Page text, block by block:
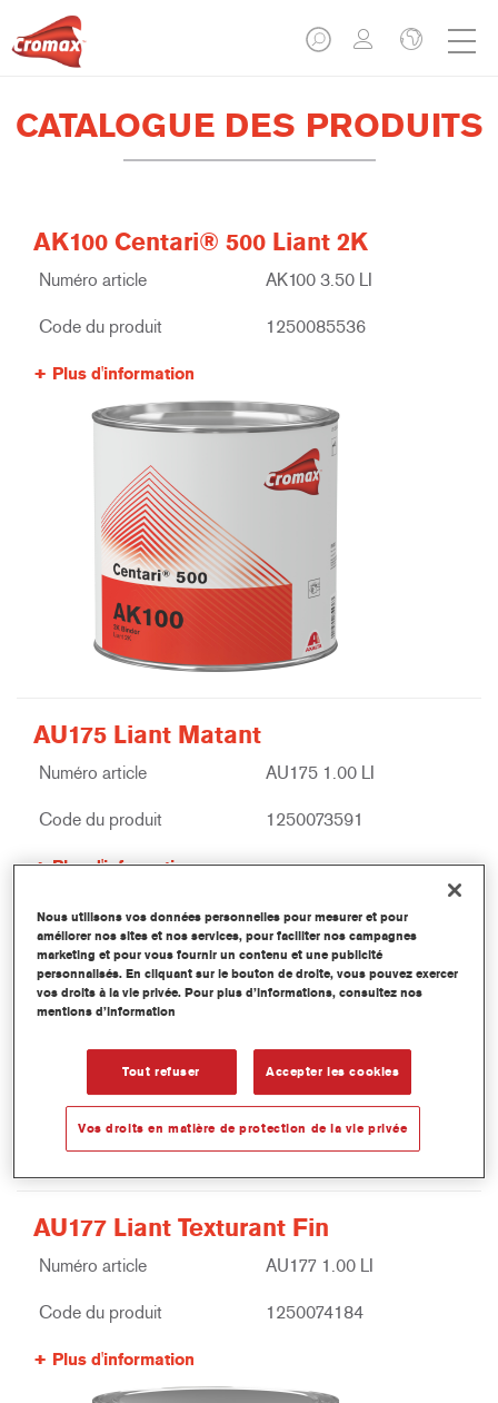
CATALOGUE DES PRODUITS
AK100 Centari® 500 Liant 2K
Numéro article AK100 3.50 LI
Code du produit 1250085536
Plus d'information
AU175 Liant Matant
Numéro article AU175 1.00 LI
Code du produit 1250073591
Plus d'information
AU177 Liant Texturant Fin
Numéro article AU177 1.00 LI
Code du produit 1250074184
Plus d'information
Nous utilisons vos données personnelles pour mesurer et pour
améliorer nos sites et nos services, pour faciliter nos campagnes
marketing et pour vous fournir un contenu et une publicité
personnalisés. En cliquant sur le bouton de droite, vous pouvez exercer
vos droits à la vie privée. Pour plus d’informations, consultez nos
mentions d’information
Tout refuser Accepter les cookies
Vos droits en matière de protection de la vie privée